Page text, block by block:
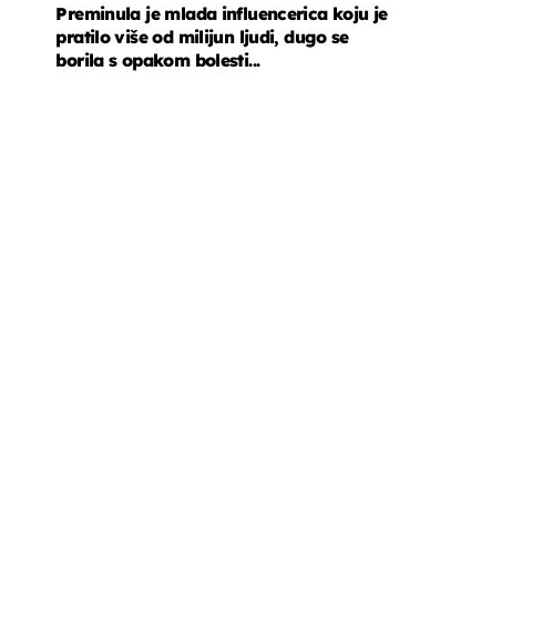
Preminula je mlada influencerica koju je
pratilo više od milijun ljudi, dugo se
borila s opakom bolesti...